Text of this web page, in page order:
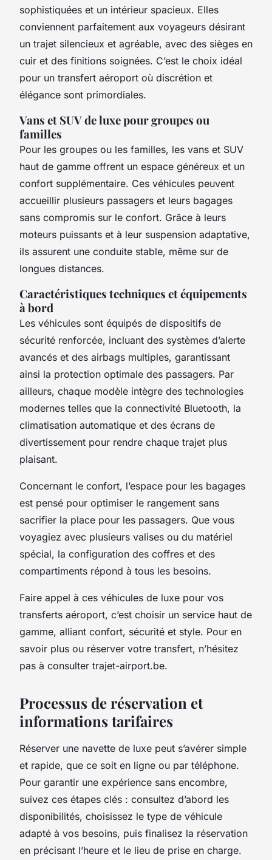
sophistiquées et un intérieur spacieux. Elles
conviennent parfaitement aux voyageurs désirant
un trajet silencieux et agréable, avec des sièges en
cuir et des finitions soignées. C’est le choix idéal
pour un transfert aéroport où discrétion et
élégance sont primordiales.
Vans et SUV de luxe pour groupes ou
familles
Pour les groupes ou les familles, les vans et SUV
haut de gamme offrent un espace généreux et un
confort supplémentaire. Ces véhicules peuvent
accueillir plusieurs passagers et leurs bagages
sans compromis sur le confort. Grâce à leurs
moteurs puissants et à leur suspension adaptative,
ils assurent une conduite stable, même sur de
longues distances.
Caractéristiques techniques et équipements
à bord
Les véhicules sont équipés de dispositifs de
sécurité renforcée, incluant des systèmes d’alerte
avancés et des airbags multiples, garantissant
ainsi la protection optimale des passagers. Par
ailleurs, chaque modèle intègre des technologies
modernes telles que la connectivité Bluetooth, la
climatisation automatique et des écrans de
divertissement pour rendre chaque trajet plus
plaisant.
Concernant le confort, l’espace pour les bagages
est pensé pour optimiser le rangement sans
sacrifier la place pour les passagers. Que vous
voyagiez avec plusieurs valises ou du matériel
spécial, la configuration des coffres et des
compartiments répond à tous les besoins.
Faire appel à ces véhicules de luxe pour vos
transferts aéroport, c’est choisir un service haut de
gamme, alliant confort, sécurité et style. Pour en
savoir plus ou réserver votre transfert, n’hésitez
pas à consulter trajet-airport.be.
Processus de réservation et
informations tarifaires
Réserver une navette de luxe peut s’avérer simple
et rapide, que ce soit en ligne ou par téléphone.
Pour garantir une expérience sans encombre,
suivez ces étapes clés : consultez d’abord les
disponibilités, choisissez le type de véhicule
adapté à vos besoins, puis finalisez la réservation
en précisant l’heure et le lieu de prise en charge.